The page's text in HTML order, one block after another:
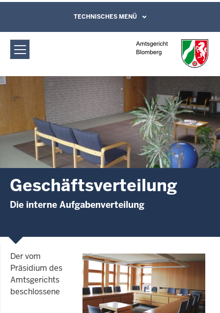
Amtsgericht Blomberg:
Geschäftsverteilung
Direkt zum Inhalt
Leichte Sprache, Gebärdensprachenvideo
und Kontaktformular
TECHNISCHES MENÜ
Geschäftsverteilung
Die interne Aufgabenverteilung
Der vom
Präsidium des
Amtsgerichts
beschlossene